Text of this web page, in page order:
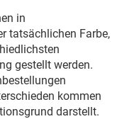
in
tatsächlichen Farbe,
gestellt werden.
kommen
darstellt.